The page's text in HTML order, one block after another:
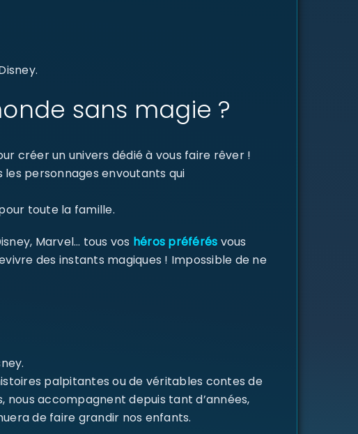
sans magie ?
créer un univers dédié à vous faire rêver !
personnages envoutants qui
toute la famille.
Marvel… tous vos héros préférés vous
des instants magiques ! Impossible de ne
palpitantes ou de véritables contes de
nous accompagnent depuis tant d’années,
de faire grandir nos enfants.